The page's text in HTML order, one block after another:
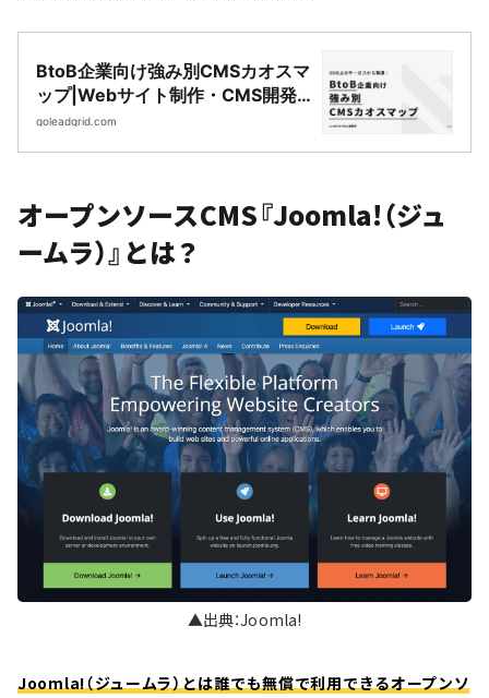
BtoB企業向け強み別CMSカオスマ
ップ|Webサイト制作・CMS開発
｜LeadGrid
goleadgrid.com
オープンソースCMS『Joomla!（ジュ
ームラ）』とは？
▲出典：Joomla!
Joomla!（ジュームラ）とは誰でも無償で利用できるオープンソ